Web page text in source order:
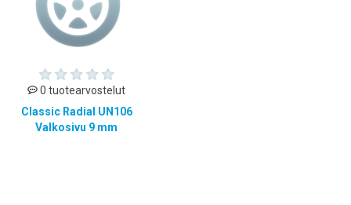
0 tuotearvostelut
Classic Radial UN106
Valkosivu 9 mm